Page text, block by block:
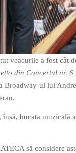
veacurile a fost cât
din Concertul nr.
Broadway-ul lui
bucata muzicală
să considere